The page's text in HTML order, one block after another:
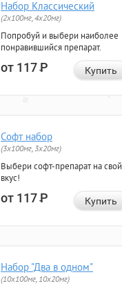
Набор Классический
(2x100мг, 4x20мг)
Попробуй и выбери наиболее
понравившийся препарат.
от 117Р Купить
Софт набор
(3x100мг, 3x20мг)
Выбери софт-препарат на свой
вкус!
от 117Р Купить
Набор "Два в одном"
(10x100мг, 10x20мг)